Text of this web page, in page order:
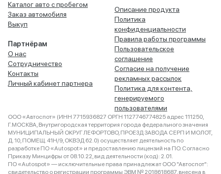
Каталог авто с пробегом
Заказ автомобиля
Выкуп
Партнёрам
О нас
Сотрудничество
Контакты
Личный кабинет партнера
Описание продукта
Политика
конфиденциальности
Правила работы программы
Пользовательское
соглашение
Согласие на получение
рекламных рассылок
Политика для контента,
генерируемого
пользователями
ООО «Автоспот» (ИНН 7715936827 ОРГН 1127746774825 адрес 111250,
Г.МОСКВА, Внутригородская территория города федерального значения
МУНИЦИПАЛЬНЫЙ ОКРУГ ЛЕФОРТОВО, ПРОЕЗД ЗАВОДА СЕРП И МОЛОТ,
Д. 10, ПОМЕЩ. 41Н/9, ОКВЭД 62.0) осуществляет деятельность по
разработке ПО «Autospot» и предоставлению лицензий на ПО. Согласно
Приказу Минцифры от 08.10.22, вид деятельности (код): 2.01.
ПО «Autospot» — исключительные права принадлежат ООО "Автоспот":
свидетельство о регистрации программы ЭВМ № 2018618687, внесена в